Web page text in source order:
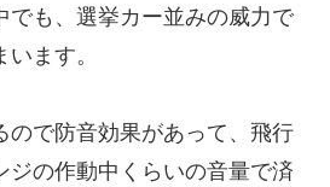
でも、選挙カー並みの威力で
ます。
ので防音効果があって、飛行
ジの作動中くらいの音量で済